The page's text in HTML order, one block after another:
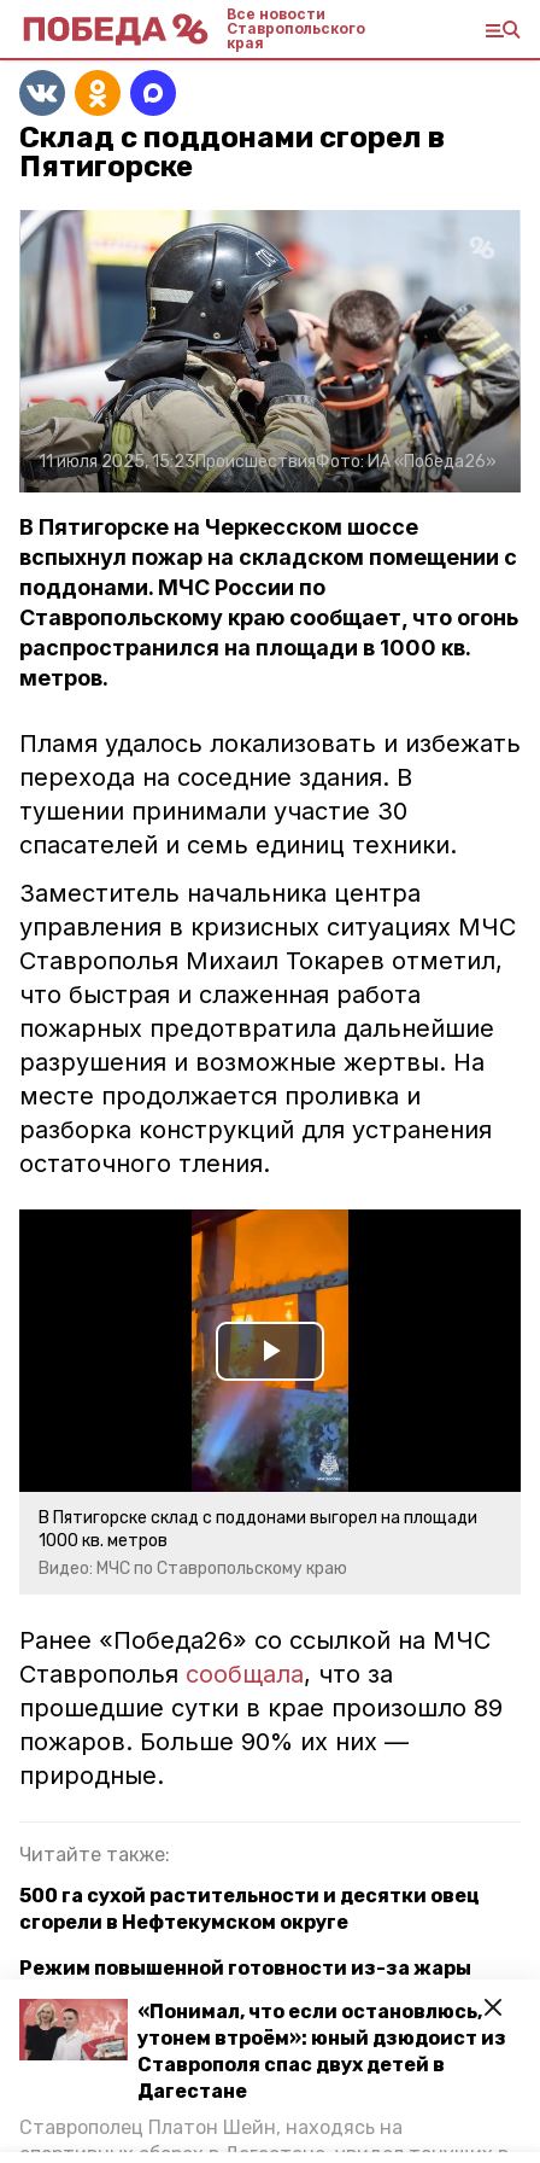
«Понимал, что если остановлюсь,
утонем втроём»: юный дзюдоист из
Ставрополя спас двух детей в
Дагестане
Ставрополец Платон Шейн, находясь на
спортивных сборах в Дегестане, увидел тонущих в
Все новости
Ставропольского
края
Склад с поддонами сгорел в
Пятигорске
11 июля 2025, 15:23ПроисшествияФото:ИА «Победа26»
В Пятигорске на Черкесском шоссе
вспыхнул пожар на складском помещении с
поддонами. МЧС России по
Ставропольскому краю сообщает, что огонь
распространился на площади в 1000 кв.
метров.
Пламя удалось локализовать и избежать
перехода на соседние здания. В
тушении принимали участие 30
спасателей и семь единиц техники.
Заместитель начальника центра
управления в кризисных ситуациях МЧС
Ставрополья Михаил Токарев отметил,
что быстрая и слаженная работа
пожарных предотвратила дальнейшие
разрушения и возможные жертвы. На
месте продолжается проливка и
разборка конструкций для устранения
остаточного тления.
Play
Video
В Пятигорске склад с поддонами выгорел на площади
1000 кв. метров
Видео: МЧС по Ставропольскому краю
Ранее «Победа26» со ссылкой на МЧС
Ставрополья сообщала, что за
прошедшие сутки в крае произошло 89
пожаров. Больше 90% их них —
природные.
Читайте также:
500 га сухой растительности и десятки овец
сгорели в Нефтекумском округе
Режим повышенной готовности из-за жары
введён на Ставрополье
Жара до +42° ожидается в Ставропольском
крае
пожар склад пятигорск